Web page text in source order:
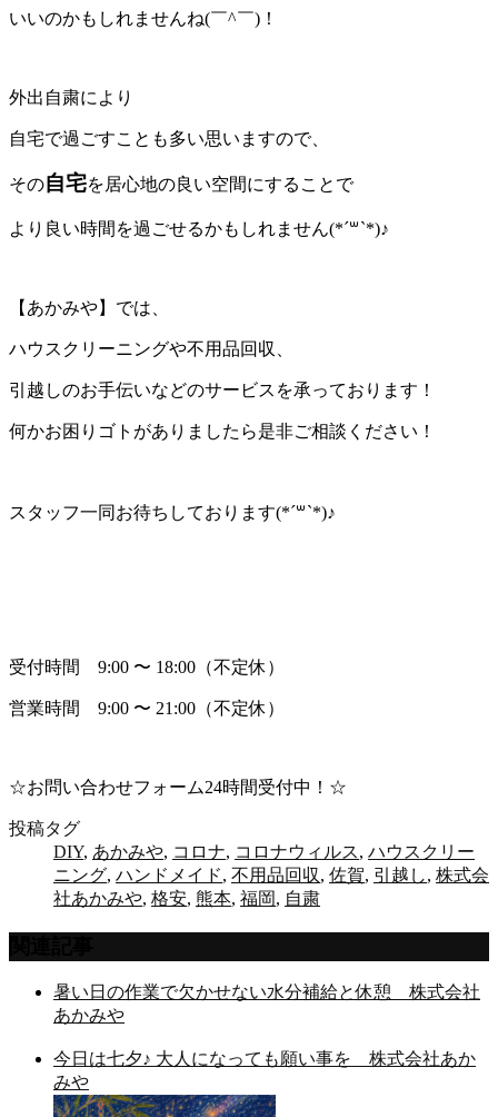
いいのかもしれませんね(￣^￣)！
外出自粛により
自宅で過ごすことも多い思いますので、
その自宅を居心地の良い空間にすることで
より良い時間を過ごせるかもしれません(*´꒳`*)♪
【あかみや】では、
ハウスクリーニングや不用品回収、
引越しのお手伝いなどのサービスを承っております！
何かお困りゴトがありましたら是非ご相談ください！
スタッフ一同お待ちしております(*´꒳`*)♪
受付時間 9:00 〜 18:00（不定休）
営業時間 9:00 〜 21:00（不定休）
☆お問い合わせフォーム24時間受付中！☆
投稿タグ
DIY, あかみや, コロナ, コロナウィルス, ハウスクリー
ニング, ハンドメイド, 不用品回収, 佐賀, 引越し, 株式会
社あかみや, 格安, 熊本, 福岡, 自粛
暑い日の作業で欠かせない水分補給と休憩 株式会社
あかみや
今日は七夕♪ 大人になっても願い事を 株式会社あか
みや